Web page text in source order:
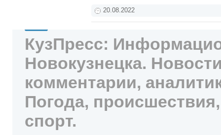
20.08.2022
КузПресс:
Новокузнецка.
комментарии,
Погода,
спорт.